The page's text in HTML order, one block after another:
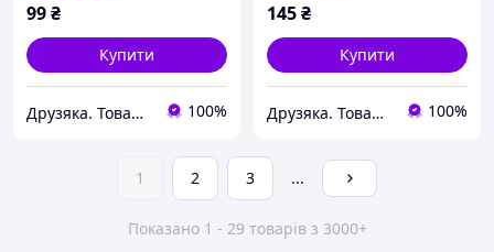
99₴
Купити
Друзяка. Товари для Ваших улюбленців 100%
145₴
Купити
Друзяка. Товари для Ваших улюбленців 100%
1 2 3 ...
Показано 1 - 29 товарів з 3000+